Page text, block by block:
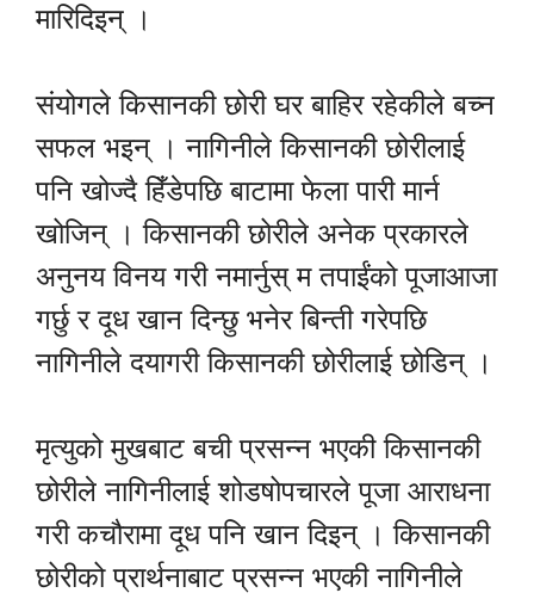
मारिदिइन् ।
संयोगले किसानकी छोरी घर बाहिर रहेकीले बच्न
सफल भइन् । नागिनीले किसानकी छोरीलाई
पनि खोज्दै हिँडेपछि बाटामा फेला पारी मार्न
खोजिन् । किसानकी छोरीले अनेक प्रकारले
अनुनय विनय गरी नमार्नुस् म तपाईंको पूजाआजा
गर्छु र दूध खान दिन्छु भनेर बिन्ती गरेपछि
नागिनीले दयागरी किसानकी छोरीलाई छोडिन् ।
मृत्युको मुखबाट बची प्रसन्न भएकी किसानकी
छोरीले नागिनीलाई शोडषोपचारले पूजा आराधना
गरी कचौरामा दूध पनि खान दिइन् । किसानकी
छोरीको प्रार्थनाबाट प्रसन्न भएकी नागिनीले